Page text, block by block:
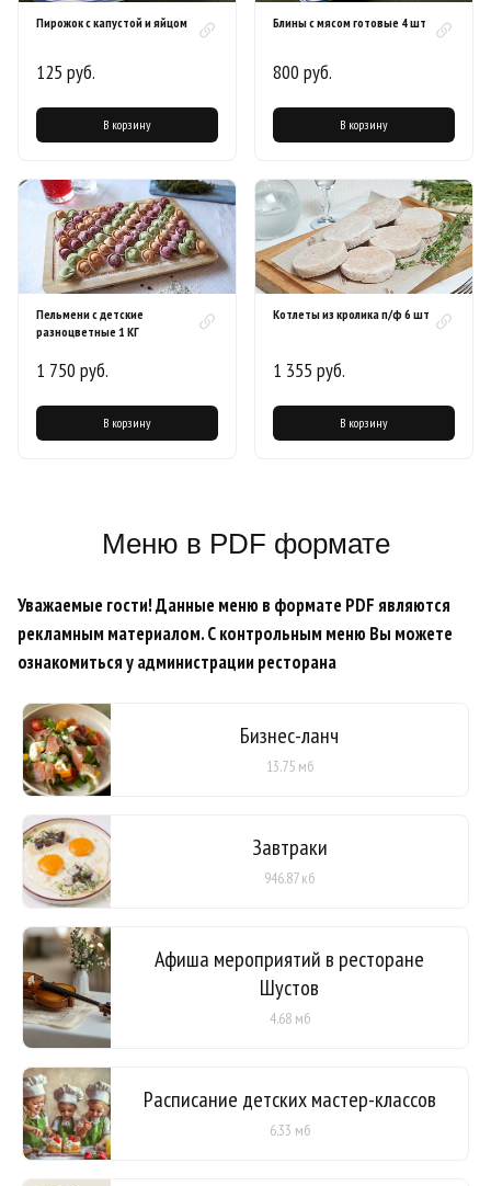
Пирожок с капустой и яйцом
125 руб.
В корзину
Блины с мясом готовые 4 шт
800 руб.
В корзину
Пельмени с детские
разноцветные 1 КГ
1 750 руб.
В корзину
Котлеты из кролика п/ф 6 шт
1 355 руб.
В корзину
Меню в PDF формате
Уважаемые гости! Данные меню в формате PDF являются
рекламным материалом. С контрольным меню Вы можете
ознакомиться у администрации ресторана
Бизнес-ланч
13.75 мб
Завтраки
946.87 кб
Афиша мероприятий в ресторане
Шустов
4.68 мб
Расписание детских мастер-классов
6.33 мб